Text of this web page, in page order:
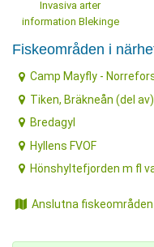
Invasiva arter
information Blekinge
Fiskeområden i
Camp Mayfly -
Tiken, Bräkneån (del av)
Bredagyl
Hyllens FVOF
Hönshyltefjorden m fl
Anslutna fiskeområden